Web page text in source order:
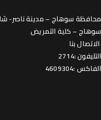
محافظة سوهاج – مدينة ناصر-
سوهاج – كلية التمريض
الاتصال بنا
التليفون :2714
الفاكس :4609304